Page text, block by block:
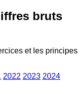
bruts
et les principes
2022 2023 2024